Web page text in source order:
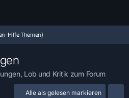
Hilfe Themen)
Lob und Kritik zum Forum
Alle als gelesen markieren